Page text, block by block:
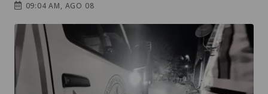
09:04 AM, AGO 08